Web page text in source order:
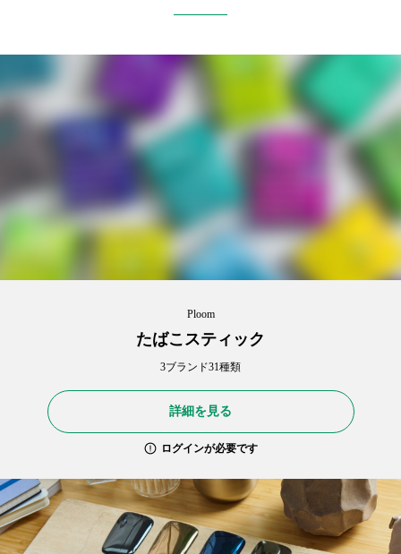
Ploom
たばこスティック
3ブランド31種類
詳細を見る
ログインが必要です